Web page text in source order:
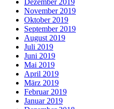
November 2019
Oktober 2019
September 2019
August 2019
Juli 2019
Juni 2019
Mai 2019
April 2019
März 2019
Februar 2019
Januar 2019